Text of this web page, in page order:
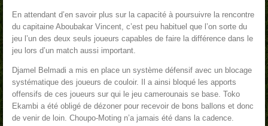
En attendant d’en savoir plus sur la capacité à poursuivre la rencontre
du capitaine Aboubakar Vincent, c’est peu habituel que l’on sorte du
jeu l’un des deux seuls joueurs capables de faire la différence dans le
jeu lors d’un match aussi important.
Djamel Belmadi a mis en place un système défensif avec un blocage
systématique des joueurs de couloir. Il a ainsi bloqué les apports
offensifs de ces joueurs sur qui le jeu camerounais se base. Toko
Ekambi a été obligé de dézoner pour recevoir de bons ballons et donc
de venir de loin. Choupo-Moting n’a jamais été dans la cadence.